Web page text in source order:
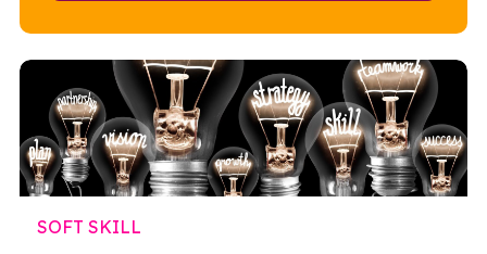
SOFT SKILL